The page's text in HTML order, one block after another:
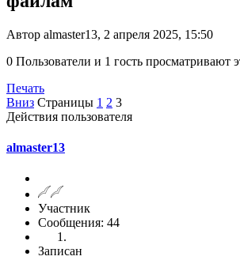
Автор almaster13, 2 апреля 2025, 15:50
0 Пользователи и 1 гость просматривают
Печать
Вниз Страницы 1 2 3
Действия пользователя
almaster13
Участник
Сообщения: 44
Записан